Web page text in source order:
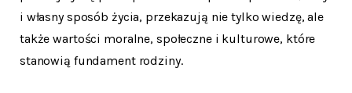
i własny sposób życia, przekazują nie tylko wiedzę, ale
także wartości moralne, społeczne i kulturowe, które
stanowią fundament rodziny.